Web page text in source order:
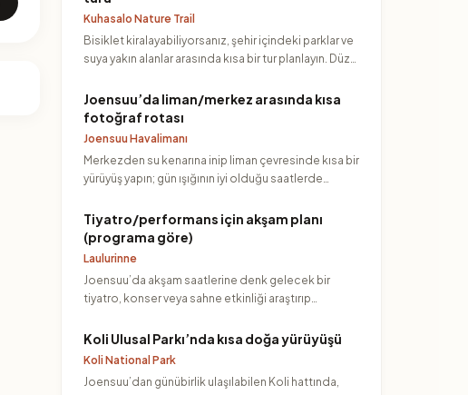
Kuhasalo Nature Trail
Bisiklet kiralayabiliyorsanız, şehir içindeki parklar ve
suya yakın alanlar arasında kısa bir tur planlayın. Düz
Joensuu’da liman/merkez arasında kısa
fotoğraf rotası
Joensuu Havalimanı
Merkezden su kenarına inip liman çevresinde kısa bir
yürüyüş yapın; gün ışığının iyi olduğu saatlerde
Tiyatro/performans için akşam planı
(programa göre)
Laulurinne
Joensuu’da akşam saatlerine denk gelecek bir
tiyatro, konser veya sahne etkinliği araştırıp
Koli Ulusal Parkı’nda kısa doğa yürüyüşü
Koli National Park
Joensuu’dan günübirlik ulaşılabilen Koli hattında,